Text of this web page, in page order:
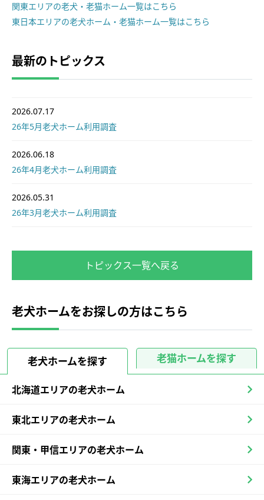
関東エリアの老犬・老猫ホーム一覧はこちら
東日本エリアの老犬ホーム・老猫ホーム一覧はこちら
最新のトピックス
2026.07.17
26年5月老犬ホーム利用調査
2026.06.18
26年4月老犬ホーム利用調査
2026.05.31
26年3月老犬ホーム利用調査
トピックス一覧へ戻る
老犬ホームをお探しの方はこちら
老犬ホームを探す 老猫ホームを探す
北海道エリアの老犬ホーム
東北エリアの老犬ホーム
関東・甲信エリアの老犬ホーム
東海エリアの老犬ホーム